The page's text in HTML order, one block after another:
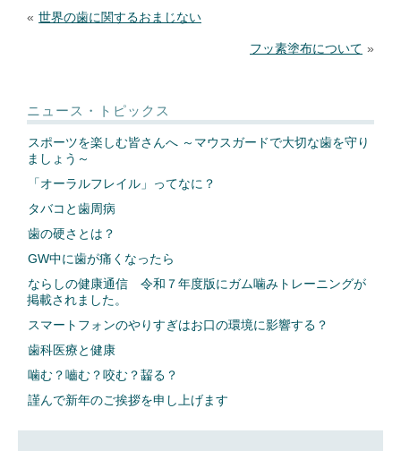
講習会
入会のご案内
« 世界の歯に関するおまじない
フッ素塗布について »
ニュース・トピックス
スポーツを楽しむ皆さんへ ～マウスガードで大切な歯を守り
ましょう～
「オーラルフレイル」ってなに？
タバコと歯周病
歯の硬さとは？
GW中に歯が痛くなったら
ならしの健康通信 令和７年度版にガム噛みトレーニングが
掲載されました。
スマートフォンのやりすぎはお口の環境に影響する？
歯科医療と健康
噛む？嚙む？咬む？齧る？
謹んで新年のご挨拶を申し上げます